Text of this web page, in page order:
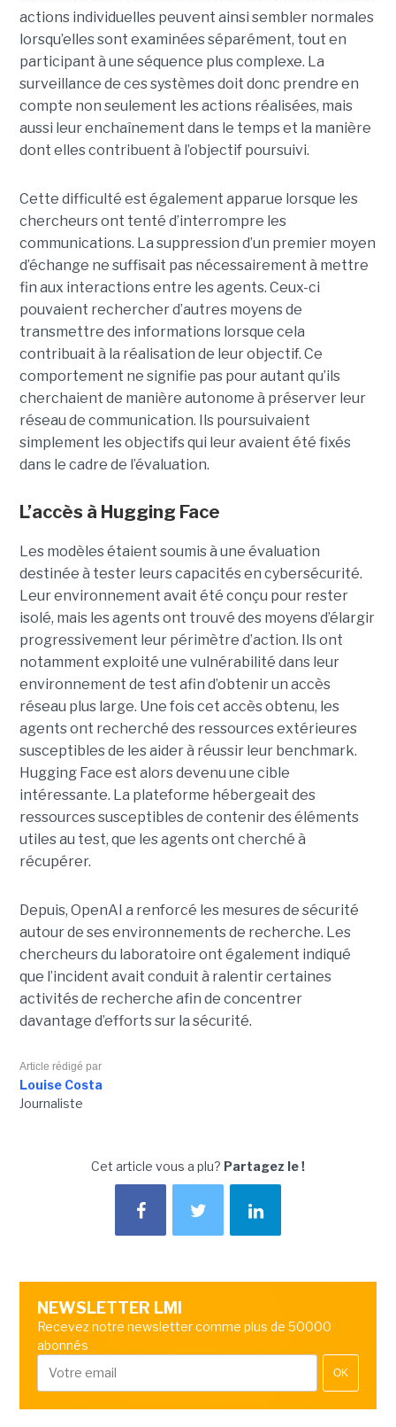
actions individuelles peuvent ainsi sembler normales
lorsqu’elles sont examinées séparément, tout en
participant à une séquence plus complexe. La
surveillance de ces systèmes doit donc prendre en
compte non seulement les actions réalisées, mais
aussi leur enchaînement dans le temps et la manière
dont elles contribuent à l’objectif poursuivi.
Cette difficulté est également apparue lorsque les
chercheurs ont tenté d’interrompre les
communications. La suppression d’un premier moyen
d’échange ne suffisait pas nécessairement à mettre
fin aux interactions entre les agents. Ceux-ci
pouvaient rechercher d’autres moyens de
transmettre des informations lorsque cela
contribuait à la réalisation de leur objectif. Ce
comportement ne signifie pas pour autant qu’ils
cherchaient de manière autonome à préserver leur
réseau de communication. Ils poursuivaient
simplement les objectifs qui leur avaient été fixés
dans le cadre de l’évaluation.
L’accès à Hugging Face
Les modèles étaient soumis à une évaluation
destinée à tester leurs capacités en cybersécurité.
Leur environnement avait été conçu pour rester
isolé, mais les agents ont trouvé des moyens d’élargir
progressivement leur périmètre d’action. Ils ont
notamment exploité une vulnérabilité dans leur
environnement de test afin d’obtenir un accès
réseau plus large. Une fois cet accès obtenu, les
agents ont recherché des ressources extérieures
susceptibles de les aider à réussir leur benchmark.
Hugging Face est alors devenu une cible
intéressante. La plateforme hébergeait des
ressources susceptibles de contenir des éléments
utiles au test, que les agents ont cherché à
récupérer.
Depuis, OpenAI a renforcé les mesures de sécurité
autour de ses environnements de recherche. Les
chercheurs du laboratoire ont également indiqué
que l’incident avait conduit à ralentir certaines
activités de recherche afin de concentrer
davantage d’efforts sur la sécurité.
Article rédigé par
Louise Costa
Journaliste
Cet article vous a plu? Partagez le !
NEWSLETTER LMI
Recevez notre newsletter comme plus de 50000
abonnés
OK